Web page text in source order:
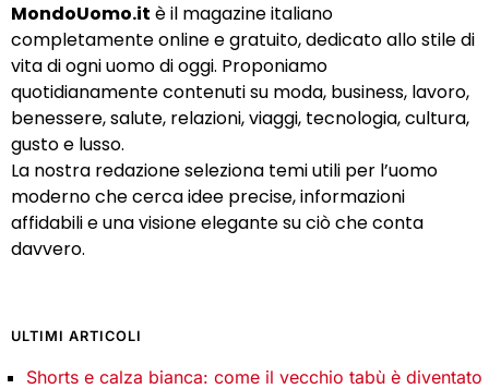
MondoUomo.it è il magazine italiano
completamente online e gratuito, dedicato allo stile di
vita di ogni uomo di oggi. Proponiamo
quotidianamente contenuti su moda, business, lavoro,
benessere, salute, relazioni, viaggi, tecnologia, cultura,
gusto e lusso.
La nostra redazione seleziona temi utili per l’uomo
moderno che cerca idee precise, informazioni
affidabili e una visione elegante su ciò che conta
davvero.
ULTIMI ARTICOLI
Shorts e calza bianca: come il vecchio tabù è diventato